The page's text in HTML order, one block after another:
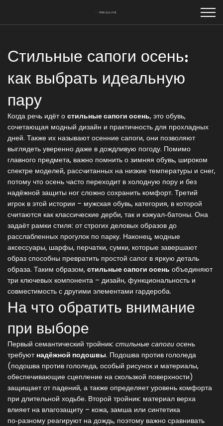
Стильные сапоги осень:
как выбрать идеальную
пару
Когда речь идёт о стильные сапоги осень, это обувь,
сочетающая модный дизайн и практичность для прохладных
дней. Также их называютосенние сапоги, они позволяют
выглядеть уверенно даже в дождливую погоду. Помимо
главного предмета, важно помнить о зимняя обувь, широком
спектре моделей, рассчитанных на низкие температуры и снег,
потому что осень часто переходит в холодную пору и без
надёжной защиты ног сложно сохранить комфорт. Третий
игрок в этой истории – мужская обувь, категория, в которой
считаются как классические дерби, так и кэжуал‑батоны. Она
задаёт рамки стиля: от строгих деловых образов до
расслабленных прогулок по парку. Наконец, модные
аксессуары, шарфы, перчатки, сумки, которые завершают
образ способны превратить простой сапог в яркую деталь
образа. Таким образом, стильные сапоги осень объединяют
три ключевых компонента – дизайн, функциональность и
совместимость с другими элементами гардероба.
На что обратить внимание
при выборе
Первый семантический тройник: стильные сапоги осень
требуют надёжной подошвы. Подошва против гололеда
(подошва против гололеда, особый рисунок и материалы,
обеспечивающие сцепление на скользкой поверхности)
защищает от падений, а также определяет уровень комфорта
при длительной ходьбе. Второй тройник: материал верха
влияет на влагозащиту – кожа, замша или синтетика
по‑разному реагируют на дождь, поэтому важно сравнивать